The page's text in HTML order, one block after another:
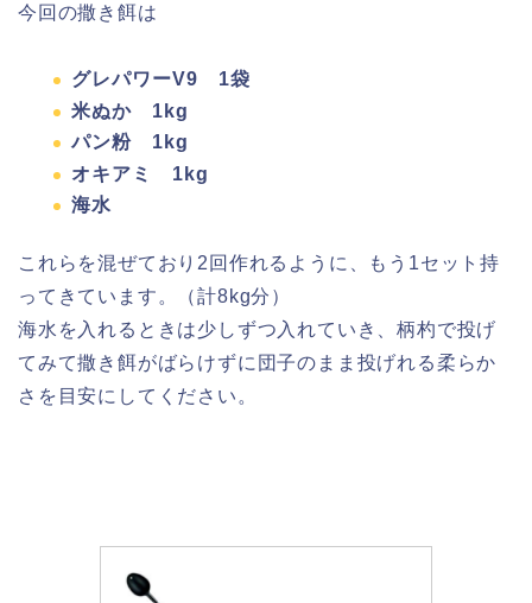
今回の撒き餌は
グレパワーV9 1袋
米ぬか 1kg
パン粉 1kg
オキアミ 1kg
海水
これらを混ぜており2回作れるように、もう1セット持
ってきています。（計8kg分）
海水を入れるときは少しずつ入れていき、柄杓で投げ
てみて撒き餌がばらけずに団子のまま投げれる柔らか
さを目安にしてください。